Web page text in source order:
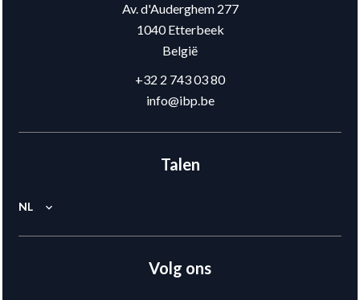
Av. d'Auderghem 277
1040Etterbeek
België
+32 2 743 03 80
info@ibp.be
Talen
NL
Volg ons